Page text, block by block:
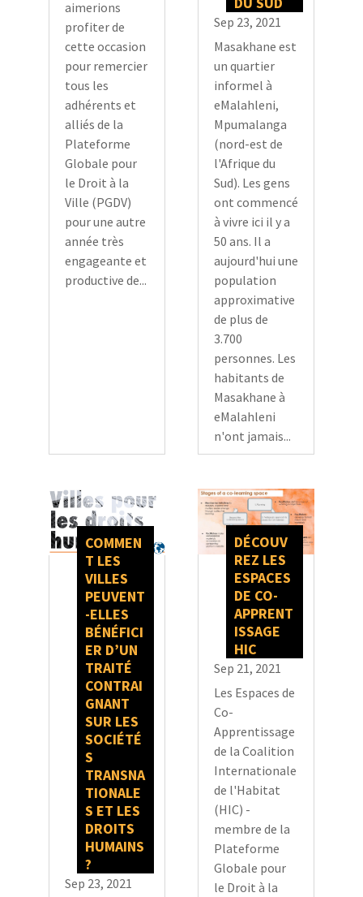
aimerions
profiter de
cette occasion
pour remercier
tous les
adhérents et
alliés de la
Plateforme
Globale pour
le Droit à la
Ville (PGDV)
pour une autre
année très
engageante et
productive de...
Sep 23, 2021
Masakhane est
un quartier
informel à
eMalahleni,
Mpumalanga
(nord-est de
l'Afrique du
Sud). Les gens
ont commencé
à vivre ici il y a
50 ans. Il a
aujourd'hui une
population
approximative
de plus de
3.700
personnes. Les
habitants de
Masakhane à
eMalahleni
n'ont jamais...
COMMEN
T LES
VILLES
PEUVENT
-ELLES
BÉNÉFICI
ER D’UN
TRAITÉ
CONTRAI
GNANT
SUR LES
SOCIÉTÉ
S
TRANSNA
TIONALE
S ET LES
DROITS
HUMAINS
?
Sep 23, 2021
DÉCOUV
REZ LES
ESPACES
DE CO-
APPRENT
ISSAGE
HIC
Sep 21, 2021
Les Espaces de
Co-
Apprentissage
de la Coalition
Internationale
de l'Habitat
(HIC) -
membre de la
Plateforme
Globale pour
le Droit à la